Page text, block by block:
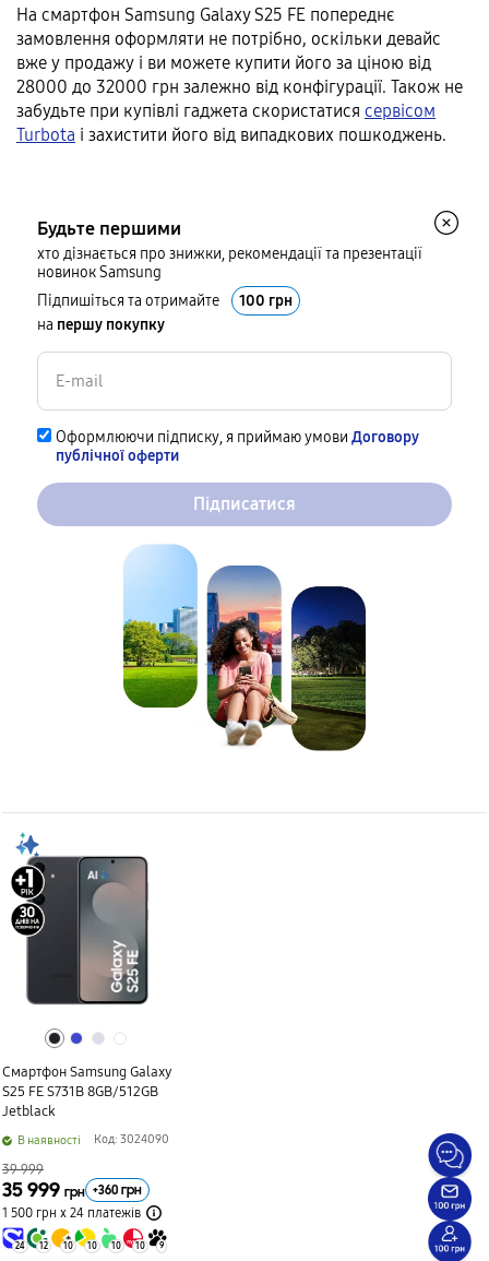
На смартфон Samsung Galaxy S25 FE попереднє
замовлення оформляти не потрібно, оскільки девайс
вже у продажу і ви можете купити його за ціною від
28000 до 32000 грн залежно від конфігурації. Також не
забудьте при купівлі гаджета скористатися сервісом
Turbota і захистити його від випадкових пошкоджень.
Будьте першими
хто дізнається про знижки, рекомендації та презентації
новинок Samsung
Підпишіться та отримайте
100 грн
на першу покупку
Оформлюючи підписку, я приймаю умови Договору
публічної оферти
Підписатися
Смартфон Samsung Galaxy
S25 FE S731B 8GB/512GB
Jetblack
B наявності Код: 3024090
39 999
35 999 грн +360 грн
1 500 грн х 24 платежів
24 12 10 10 10 10 9